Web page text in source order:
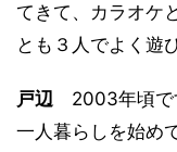
てきて、カラオケ
とも３人でよく遊
戸辺 2003年頃で
一人暮らしを始め